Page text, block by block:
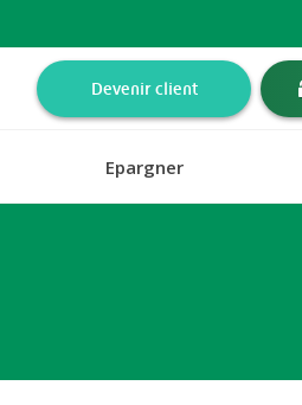
Devenir client
Epargner